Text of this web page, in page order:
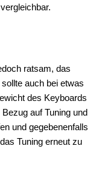
ratsam, das
auch bei etwas
des Keyboards
auf Tuning und
und gegebenenfalls
Tuning erneut zu